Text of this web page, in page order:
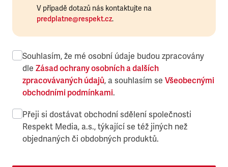
V případě dotazů nás kontaktujte na
predplatne@respekt.cz.
Souhlasím, že mé osobní údaje budou zpracovány
dle Zásad ochrany osobních a dalších
zpracovávaných údajů, a souhlasím se Všeobecnými
obchodními podmínkami.
Přeji si dostávat obchodní sdělení společnosti
Respekt Media, a.s., týkající se též jiných než
objednaných či obdobných produktů.